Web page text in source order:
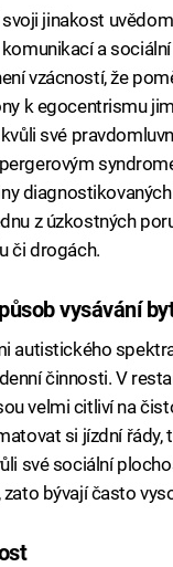
jinakost
a
vzácností, že
k egocentrismu
své
z úzkostných
či drogách.
vysávání
autistického
činnosti. V
velmi citliví na
si jízdní
své sociální
bývají často